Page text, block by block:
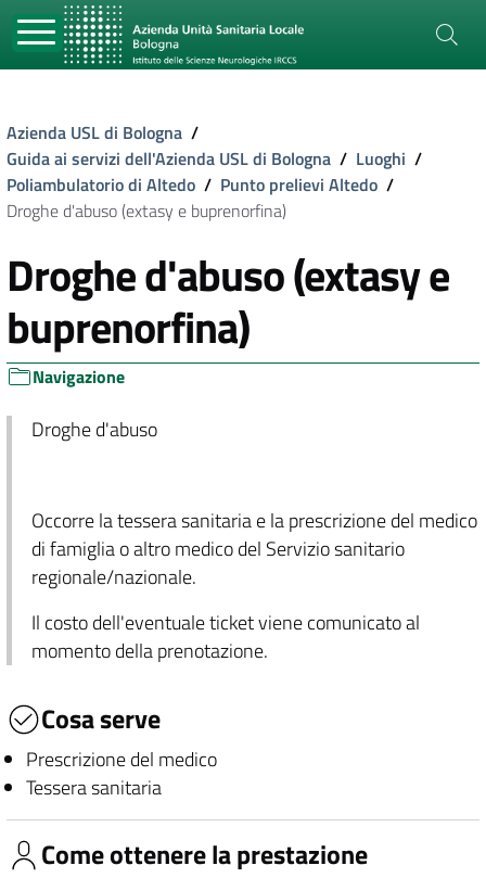
Azienda USL di Bologna /
Guida ai servizi dell'Azienda USL di Bologna / Luoghi /
Poliambulatorio di Altedo / Punto prelievi Altedo /
Droghe d'abuso (extasy e buprenorfina)
Droghe d'abuso (extasy e
buprenorfina)
Navigazione
Droghe d'abuso
Occorre la tessera sanitaria e la prescrizione del medico
di famiglia o altro medico del Servizio sanitario
regionale/nazionale.
Il costo dell'eventuale ticket viene comunicato al
momento della prenotazione.
Cosa serve
Prescrizione del medico
Tessera sanitaria
Come ottenere la prestazione